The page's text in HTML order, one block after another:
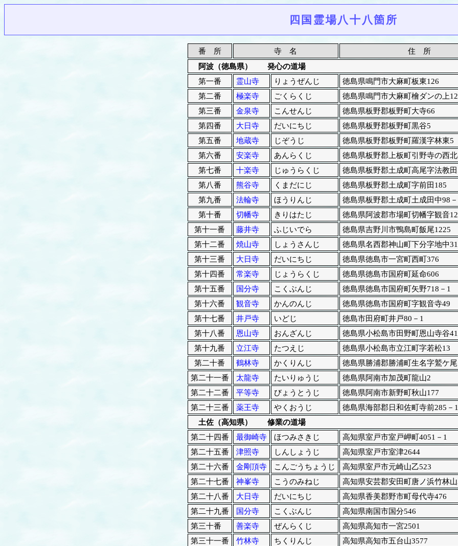
四国霊場八十八箇所
番 所 寺 名
住 所
阿波（徳島県） 発心の道場
第一番
霊山寺 りょうぜんじ
徳島県鳴門市大麻町板東126
第二番
極楽寺 ごくらくじ
徳島県鳴門市大麻町檜ダンの上12
第三番
金泉寺 こんせんじ
徳島県板野郡板野町大寺66
第四番
大日寺 だいにちじ
徳島県板野郡板野町黒谷5
第五番
地蔵寺 じぞうじ
徳島県板野郡板野町羅漢字林東5
第六番
安楽寺 あんらくじ
徳島県板野郡上板町引野寺の西
第七番
十楽寺 じゅうらくじ
徳島県板野郡土成町高尾字法教
第八番
熊谷寺 くまだにじ
徳島県板野郡土成町字前田185
第九番
法輪寺 ほうりんじ
徳島県板野郡土成町土成田中98
第十番
切幡寺 きりはたじ
徳島県阿波郡市場町切幡字観音
第十一番
藤井寺 ふじいでら
徳島県吉野川市鴨島町飯尾1225
第十二番
焼山寺 しょうさんじ
徳島県名西郡神山町下分字地中
第十三番
大日寺 だいにちじ
徳島県徳島市一宮町西町376
第十四番
常楽寺 じょうらくじ
徳島県徳島市国府町延命606
第十五番
国分寺 こくぶんじ
徳島県徳島市国府町矢野718－1
第十六番
観音寺 かんのんじ
徳島県徳島市国府町字観音寺49
第十七番
井戸寺 いどじ
徳島市田府町井戸80－1
第十八番
恩山寺 おんざんじ
徳島県小松島市田野町恩山寺谷41
第十九番
立江寺 たつえじ
徳島県小松島市立江町字若松13
第二十番
鶴林寺 かくりんじ
徳島県勝浦郡勝浦町生名字鷲ケ
第二十一番
太龍寺 たいりゅうじ
徳島県阿南市加茂町龍山2
第二十二番
平等寺 びょうとうじ
徳島県阿南市新野町秋山177
第二十三番
薬王寺 やくおうじ
徳島県海部郡日和佐町寺前285－1
土佐（高知県） 修業の道場
第二十四番
最御崎寺 ほつみさきじ
高知県室戸市室戸岬町4051－1
第二十五番
津照寺 しんしょうじ
高知県室戸市室津2644
第二十六番
金剛頂寺 こんごうちょうじ
高知県室戸市元崎山乙523
第二十七番
神峯寺 こうのみねじ
高知県安芸郡安田町唐ノ浜竹林
第二十八番
大日寺 だいにちじ
高知県香美郡野市町母代寺476
第二十九番
国分寺 こくぶんじ
高知県南国市国分546
第三十番
善楽寺 ぜんらくじ
高知県高知市一宮2501
第三十一番
竹林寺 ちくりんじ
高知県高知市五台山3577